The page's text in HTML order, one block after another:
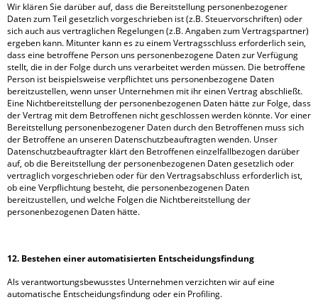
Wir klären Sie darüber auf, dass die Bereitstellung personenbezogener
Daten zum Teil gesetzlich vorgeschrieben ist (z.B. Steuervorschriften) oder
sich auch aus vertraglichen Regelungen (z.B. Angaben zum Vertragspartner)
ergeben kann. Mitunter kann es zu einem Vertragsschluss erforderlich sein,
dass eine betroffene Person uns personenbezogene Daten zur Verfügung
stellt, die in der Folge durch uns verarbeitet werden müssen. Die betroffene
Person ist beispielsweise verpflichtet uns personenbezogene Daten
bereitzustellen, wenn unser Unternehmen mit ihr einen Vertrag abschließt.
Eine Nichtbereitstellung der personenbezogenen Daten hätte zur Folge, dass
der Vertrag mit dem Betroffenen nicht geschlossen werden könnte. Vor einer
Bereitstellung personenbezogener Daten durch den Betroffenen muss sich
der Betroffene an unseren Datenschutzbeauftragten wenden. Unser
Datenschutzbeauftragter klärt den Betroffenen einzelfallbezogen darüber
auf, ob die Bereitstellung der personenbezogenen Daten gesetzlich oder
vertraglich vorgeschrieben oder für den Vertragsabschluss erforderlich ist,
ob eine Verpflichtung besteht, die personenbezogenen Daten
bereitzustellen, und welche Folgen die Nichtbereitstellung der
personenbezogenen Daten hätte.
12. Bestehen einer automatisierten Entscheidungsfindung
Als verantwortungsbewusstes Unternehmen verzichten wir auf eine
automatische Entscheidungsfindung oder ein Profiling.